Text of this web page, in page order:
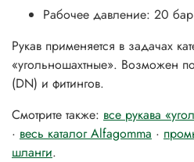
Рабочее давление: 20 бар
Рукав применяется в задачах
«угольношахтные». Возможен
(DN) и фитингов.
Смотрите также: все рукава
· весь каталог Alfagomma ·
шланги.